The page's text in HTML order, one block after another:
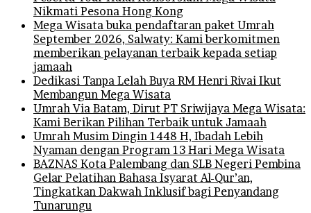
Nikmati Pesona Hong Kong
Mega Wisata buka pendaftaran paket Umrah
September 2026, Salwaty: Kami berkomitmen
memberikan pelayanan terbaik kepada setiap
jamaah
Dedikasi Tanpa Lelah Buya RM Henri Rivai Ikut
Membangun Mega Wisata
Umrah Via Batam, Dirut PT Sriwijaya Mega Wisata:
Kami Berikan Pilihan Terbaik untuk Jamaah
Umrah Musim Dingin 1448 H, Ibadah Lebih
Nyaman dengan Program 13 Hari Mega Wisata
BAZNAS Kota Palembang dan SLB Negeri Pembina
Gelar Pelatihan Bahasa Isyarat Al-Qur’an,
Tingkatkan Dakwah Inklusif bagi Penyandang
Tunarungu